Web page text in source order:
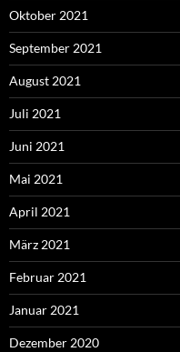
Oktober 2021
September 2021
August 2021
Juli 2021
Juni 2021
Mai 2021
April 2021
März 2021
Februar 2021
Januar 2021
Dezember 2020